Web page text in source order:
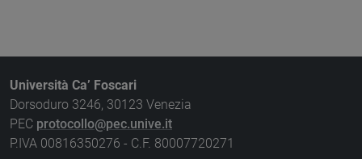
Università Ca’ Foscari
Dorsoduro 3246, 30123 Venezia
PEC protocollo@pec.unive.it
P.IVA 00816350276 - C.F. 80007720271